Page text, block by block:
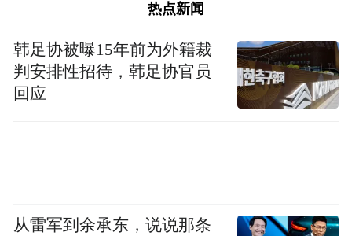
热点新闻
韩足协被曝15年前为外籍裁
判安排性招待，韩足协官员
回应
从雷军到余承东，说说那条